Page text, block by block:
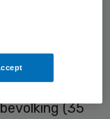
dat
andere
mensen
(35